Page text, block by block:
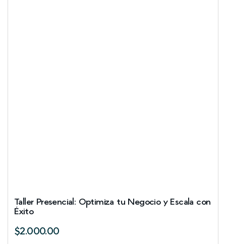
Taller Presencial: Optimiza tu Negocio y Escala con
Éxito
$2.000.00